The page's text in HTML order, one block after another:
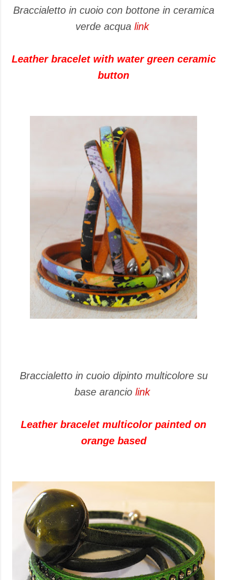
Braccialetto in cuoio con bottone in ceramica
verde acqua link
Leather bracelet with water green ceramic
button
Braccialetto in cuoio dipinto multicolore su
base arancio link
Leather bracelet multicolor painted on
orange based